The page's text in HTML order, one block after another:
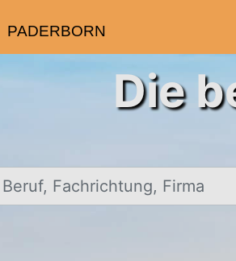
PADERBORN
Die
Fachrichtung, Firma